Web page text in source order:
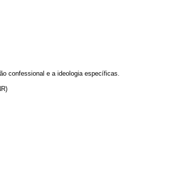
confessional e a ideologia específicas.